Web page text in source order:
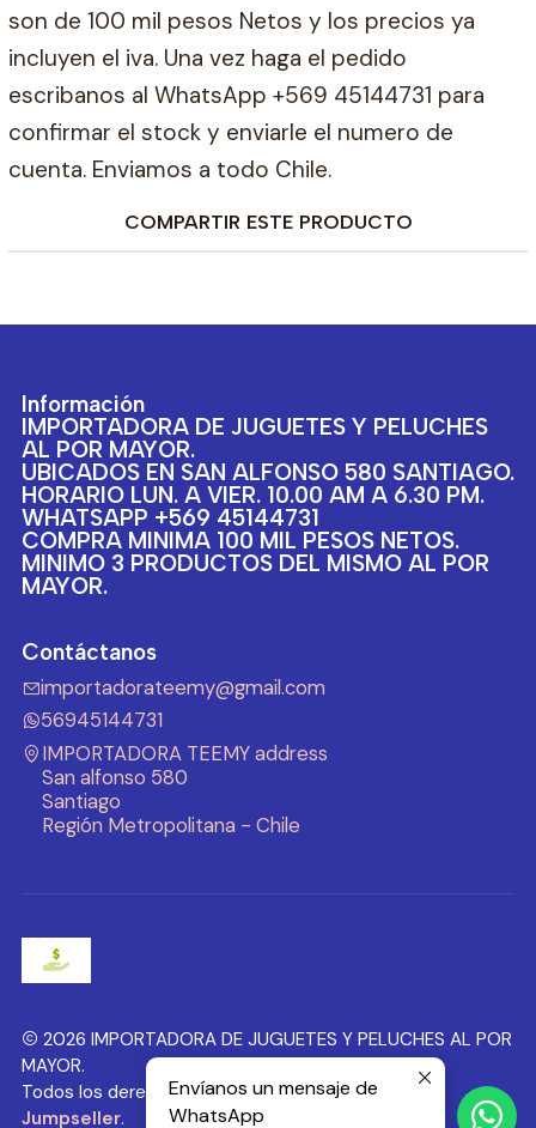
son de 100 mil pesos Netos y los precios ya
incluyen el iva. Una vez haga el pedido
escribanos al WhatsApp +569 45144731 para
confirmar el stock y enviarle el numero de
cuenta. Enviamos a todo Chile.
COMPARTIR ESTE PRODUCTO
Información
IMPORTADORA DE JUGUETES Y PELUCHES
AL POR MAYOR.
UBICADOS EN SAN ALFONSO 580 SANTIAGO.
HORARIO LUN. A VIER. 10.00 AM A 6.30 PM.
WHATSAPP +569 45144731
COMPRA MINIMA 100 MIL PESOS NETOS.
MINIMO 3 PRODUCTOS DEL MISMO AL POR
MAYOR.
Contáctanos
importadorateemy@gmail.com
56945144731
IMPORTADORA TEEMY address
San alfonso 580
Santiago
Región Metropolitana - Chile
2026 IMPORTADORA DE JUGUETES Y PELUCHES AL POR
MAYOR.
Todos los derechos reservados.Desarrollado por
Jumpseller.
Envíanos un mensaje de
WhatsApp